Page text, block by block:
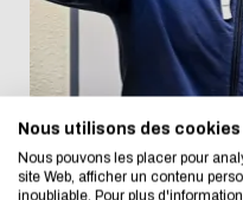
Nous utilisons des cookies
Nous pouvons les placer pour
site Web, afficher un contenu
inoubliable. Pour plus